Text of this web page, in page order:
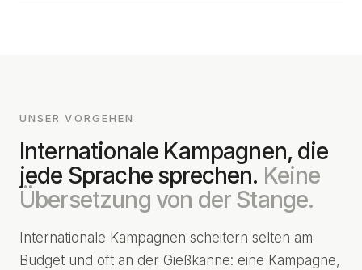
UNSER VORGEHEN
Internationale Kampagnen, die
jede Sprache sprechen. Keine
Übersetzung von der Stange.
Internationale Kampagnen scheitern selten am
Budget und oft an der Gießkanne: eine Kampagne,